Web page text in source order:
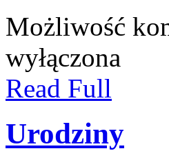
Możliwość
wyłączona
Read Full
Urodziny